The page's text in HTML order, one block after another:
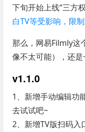
下旬开始上线“三方
白TV等受影响，限
那么，网易Filmly这
像不太可能），还
v1.1.0
1、新增手动编辑功
去试试吧~
2、新增TV版扫码入